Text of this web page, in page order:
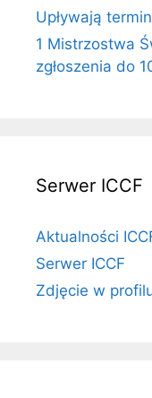
Upływają
1 Mistrzostwa
zgłoszenia do
Serwer ICCF
Aktualności
Serwer ICCF
Zdjęcie w